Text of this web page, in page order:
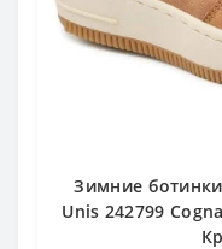
Зимние
Unis 242799